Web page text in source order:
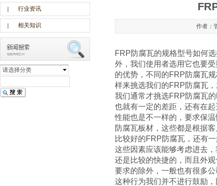
请选择分类
行业资讯
相关知识 作者：
FRP防腐瓦的规格型号如何
外，我们使用者选用它也要
的优势，不同的FRP防腐瓦
样来挑选我们的FRP防腐瓦
我们通常才挑选FRP防腐瓦
也就有一定的差距，还有在
性能也是不一样的，要求保
防腐瓦板材，这些都是根据
比较好的FRP防腐瓦，还有
这些因素应该能够考虑进去
还是比较的快捷的，而且外
要求的除外，一般也有很多
这种行为我们并不进行鼓励